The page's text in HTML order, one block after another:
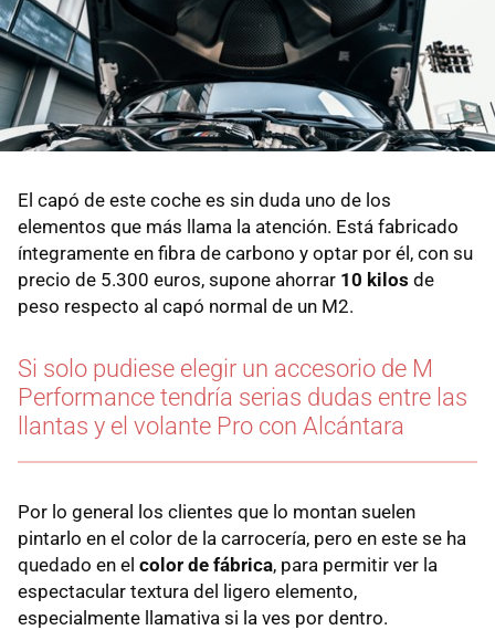
El capó de este coche es sin duda uno de los
elementos que más llama la atención. Está fabricado
íntegramente en fibra de carbono y optar por él, con su
precio de 5.300 euros, supone ahorrar 10 kilos de
peso respecto al capó normal de un M2.
Si solo pudiese elegir un accesorio de M
Performance tendría serias dudas entre las
llantas y el volante Pro con Alcántara
Por lo general los clientes que lo montan suelen
pintarlo en el color de la carrocería, pero en este se ha
quedado en el color de fábrica, para permitir ver la
espectacular textura del ligero elemento,
especialmente llamativa si la ves por dentro.